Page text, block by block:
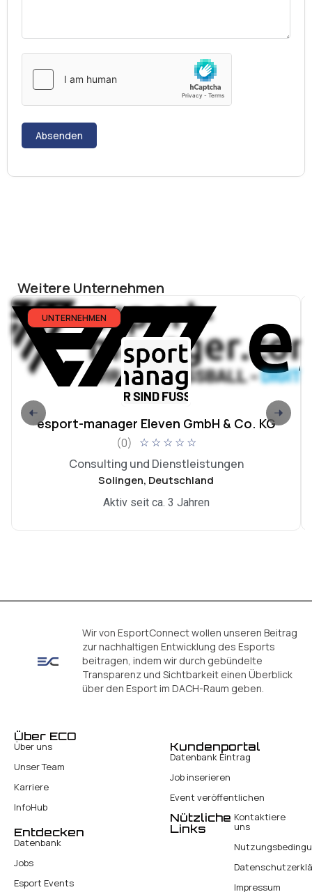
Absenden
Weitere Unternehmen
UNTERNEHMEN
esport-manager Eleven GmbH & Co. KG
(0) ☆ ☆ ☆ ☆ ☆
Consulting und Dienstleistungen
Solingen, Deutschland
Aktiv seit ca. 3 Jahren
Wir von EsportConnect wollen unseren Beitrag
zur nachhaltigen Entwicklung des Esports
beitragen, indem wir durch gebündelte
Transparenz und Sichtbarkeit einen Überblick
über den Esport im DACH-Raum geben.
Über ECO
Über uns
Unser Team
Karriere
InfoHub
Kundenportal
Datenbank Eintrag
Job inserieren
Event veröffentlichen
Entdecken
Datenbank
Jobs
Esport Events
Nützliche
Links
Kontaktiere
uns
Impressum